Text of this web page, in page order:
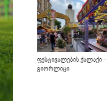
ფესტივალების ქალაქი –
გიორლიცი